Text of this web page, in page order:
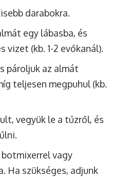
darabokra.
egy lábasba, és
vizet (kb. 1-2 evőkanál).
pároljuk az almát
teljesen megpuhul (kb.
vegyük le a tűzről, és
vagy
Ha szükséges, adjunk